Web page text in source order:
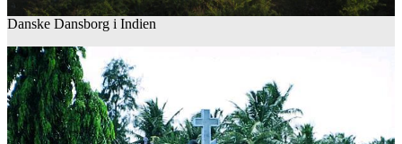
Danske Dansborg i Indien